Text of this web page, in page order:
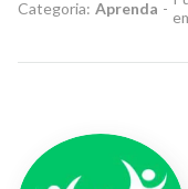
Categoria: Aprenda -